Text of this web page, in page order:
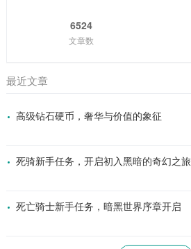
6524
文章数
最近文章
高级钻石硬币，奢华与价值的象征
死骑新手任务，开启初入黑暗的奇幻之旅
死亡骑士新手任务，暗黑世界序章开启